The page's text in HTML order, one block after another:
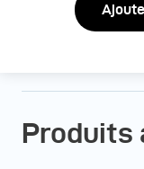
Produits